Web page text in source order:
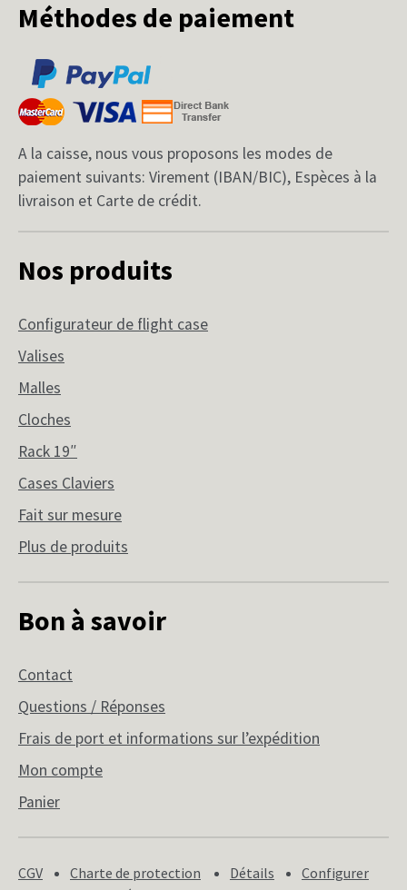
Méthodes de paiement
A la caisse, nous vous proposons les modes de
paiement suivants: Virement (IBAN/BIC), Espèces à la
livraison et Carte de crédit.
Nos produits
Configurateur de flight case
Valises
Malles
Cloches
Rack 19″
Cases Claviers
Fait sur mesure
Plus de produits
Bon à savoir
Contact
Questions / Réponses
Frais de port et informations sur l’expédition
Mon compte
Panier
CGV
Charte de protection
Détails
Configurer